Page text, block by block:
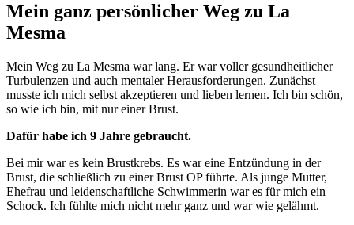
Mein ganz persönlicher Weg zu La
Mesma
Mein Weg zu La Mesma war lang. Er war voller gesundheitlicher
Turbulenzen und auch mentaler Herausforderungen. Zunächst
musste ich mich selbst akzeptieren und lieben lernen. Ich bin schön,
so wie ich bin, mit nur einer Brust.
Dafür habe ich 9 Jahre gebraucht.
Bei mir war es kein Brustkrebs. Es war eine Entzündung in der
Brust, die schließlich zu einer Brust OP führte. Als junge Mutter,
Ehefrau und leidenschaftliche Schwimmerin war es für mich ein
Schock. Ich fühlte mich nicht mehr ganz und war wie gelähmt.